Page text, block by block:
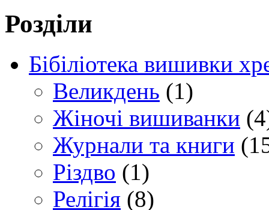
Розділи
Бібіліотека вишивки
Великдень (1)
Жіночі вишиванки
Журнали та книги
Різдво (1)
Релігія (8)